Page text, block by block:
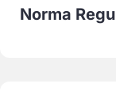
Norma